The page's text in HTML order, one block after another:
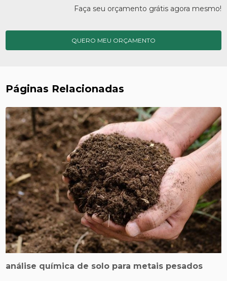
Faça seu orçamento grátis agora mesmo!
QUERO MEU ORÇAMENTO
Páginas Relacionadas
análise química de solo para metais pesados